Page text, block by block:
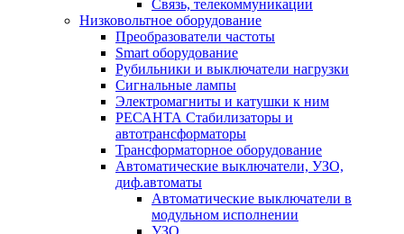
Связь, телекоммуникации
Низковольтное оборудование
Преобразователи частоты
Smart оборудование
Рубильники и выключатели нагрузки
Сигнальные лампы
Электромагниты и катушки к ним
РЕСАНТА Стабилизаторы и
автотрансформаторы
Трансформаторное оборудование
Автоматические выключатели, УЗО,
диф.автоматы
Автоматические выключатели в
модульном исполнении
УЗО